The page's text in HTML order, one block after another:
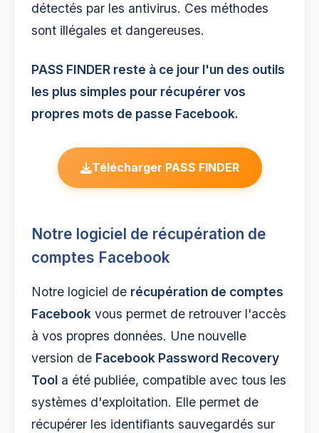
détectés par les antivirus. Ces méthodes
sont illégales et dangereuses.
PASS FINDER reste à ce jour l'un des outils
les plus simples pour récupérer vos
propres mots de passe Facebook.
Télécharger PASS FINDER
Notre logiciel de récupération de
comptes Facebook
Notre logiciel de récupération de comptes
Facebook vous permet de retrouver l'accès
à vos propres données. Une nouvelle
version de Facebook Password Recovery
Tool a été publiée, compatible avec tous les
systèmes d'exploitation. Elle permet de
récupérer les identifiants sauvegardés sur